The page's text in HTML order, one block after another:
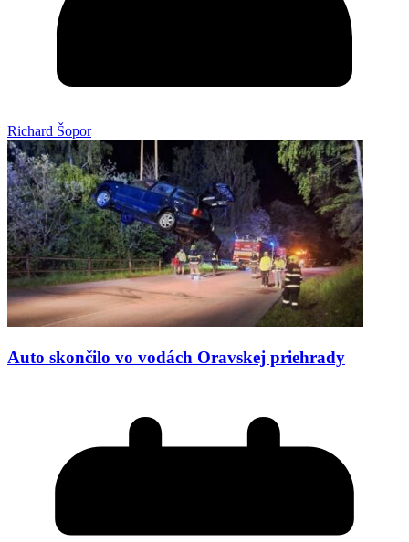
Richard Šopor
Auto skončilo vo vodách Oravskej priehrady